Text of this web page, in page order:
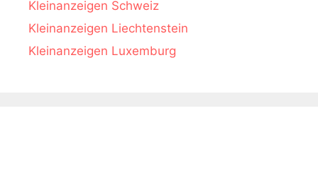
Kleinanzeigen Schweiz
Kleinanzeigen Liechtenstein
Kleinanzeigen Luxemburg